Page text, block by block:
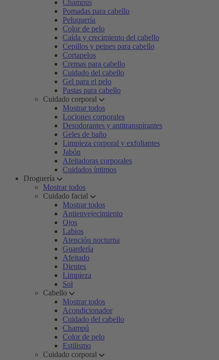
Champús
Pomadas para cabello
Peluquería
Color de pelo
Caída y crecimiento del cabello
Cepillos y peines para cabello
Cortapelos
Cremas para cabello
Cuidado del cabello
Gel para el pelo
Pastas para cabello
Cuidado corporal
Mostrar todos
Lociones corporales
Desodorantes y antitranspirantes
Geles de baño
Limpieza corporal y exfoliantes
Jabón
Afeitadoras corporales
Cuidados íntimos
Droguería
Mostrar todos
Cuidado facial
Mostrar todos
Antienvejecimiento
Ojos
Labios
Atención nocturna
Guardería
Afeitado
Dientes
Limpieza
Sol
Cabello
Mostrar todos
Acondicionador
Cuidado del cabello
Champú
Color de pelo
Estilismo
Cuidado corporal